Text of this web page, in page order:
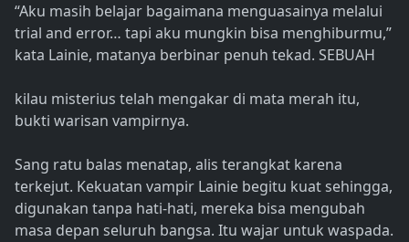
“Aku masih belajar bagaimana menguasainya melalui
trial and error… tapi aku mungkin bisa menghiburmu,”
kata Lainie, matanya berbinar penuh tekad. SEBUAH
kilau misterius telah mengakar di mata merah itu,
bukti warisan vampirnya.
Sang ratu balas menatap, alis terangkat karena
terkejut. Kekuatan vampir Lainie begitu kuat sehingga,
digunakan tanpa hati-hati, mereka bisa mengubah
masa depan seluruh bangsa. Itu wajar untuk waspada.